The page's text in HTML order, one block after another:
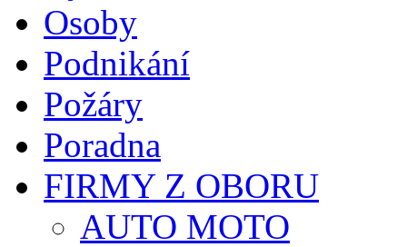
Osoby
Podnikání
Požáry
Poradna
FIRMY Z OBORU
AUTO MOTO